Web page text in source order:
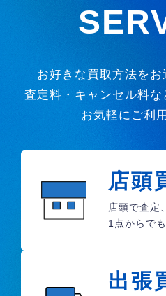
お好きな買取方法をお
査定料・キャンセル料
お気軽にご利
店頭
店頭で査定
1点からで
出張